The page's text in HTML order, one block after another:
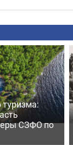
туризма:
СЗФО по